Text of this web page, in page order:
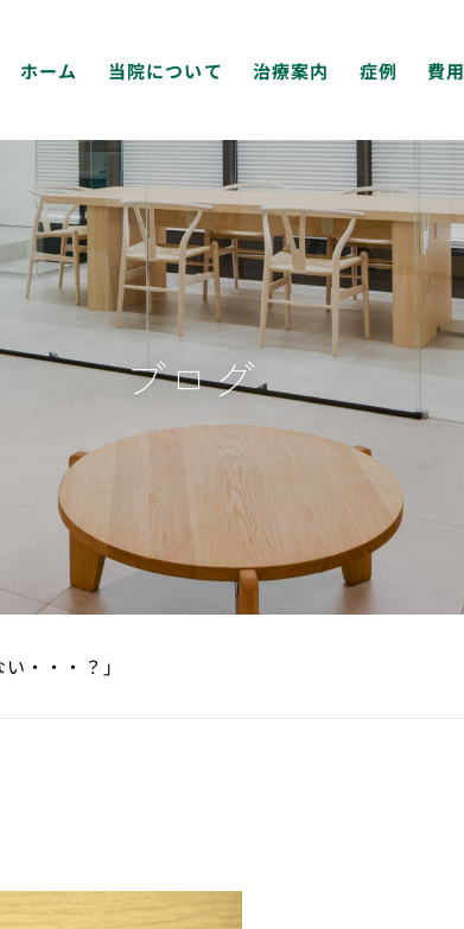
ホーム 当院について 治療案内 症例 費用
ブログ
い・・・？」